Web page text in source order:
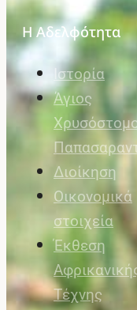
Η Αδελφότητα
Ιστορία
Άγιος
Διοίκηση
Οικονομικά
στοιχεία
Έκθεση
Τέχνης